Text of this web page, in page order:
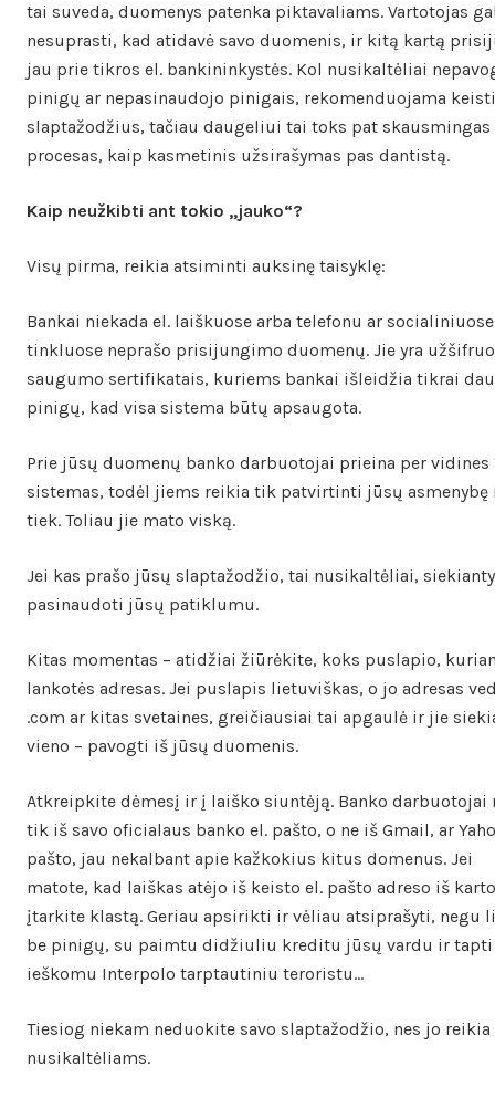
tai suveda, duomenys patenka piktavaliams. Vartotojas
nesuprasti, kad atidavė savo duomenis, ir kitą kartą
jau prie tikros el. bankininkystės. Kol nusikaltėliai
pinigų ar nepasinaudojo pinigais, rekomenduojama keisti
slaptažodžius, tačiau daugeliui tai toks pat skausmingas
procesas, kaip kasmetinis užsirašymas pas dantistą.
Kaip neužkibti ant tokio „jauko“?
Visų pirma, reikia atsiminti auksinę taisyklę:
Bankai niekada el. laiškuose arba telefonu ar socialiniuose
tinkluose neprašo prisijungimo duomenų. Jie yra
saugumo sertifikatais, kuriems bankai išleidžia tikrai
pinigų, kad visa sistema būtų apsaugota.
Prie jūsų duomenų banko darbuotojai prieina per vidines
sistemas, todėl jiems reikia tik patvirtinti jūsų asmenybę
tiek. Toliau jie mato viską.
Jei kas prašo jūsų slaptažodžio, tai nusikaltėliai,
pasinaudoti jūsų patiklumu.
Kitas momentas – atidžiai žiūrėkite, koks puslapio,
lankotės adresas. Jei puslapis lietuviškas, o jo adresas
.com ar kitas svetaines, greičiausiai tai apgaulė ir jie
vieno – pavogti iš jūsų duomenis.
Atkreipkite dėmesį ir į laiško siuntėją. Banko darbuotojai
tik iš savo oficialaus banko el. pašto, o ne iš Gmail, ar
pašto, jau nekalbant apie kažkokius kitus domenus. Jei
matote, kad laiškas atėjo iš keisto el. pašto adreso iš karto
įtarkite klastą. Geriau apsirikti ir vėliau atsiprašyti, negu
be pinigų, su paimtu didžiuliu kreditu jūsų vardu ir tapti
ieškomu Interpolo tarptautiniu teroristu…
Tiesiog niekam neduokite savo slaptažodžio, nes jo
nusikaltėliams.